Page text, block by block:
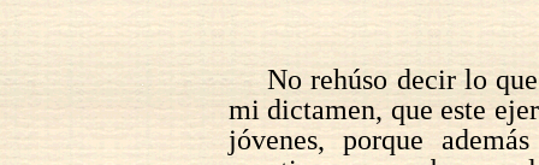
No rehúso decir lo
mi dictamen, que este
jóvenes, porque